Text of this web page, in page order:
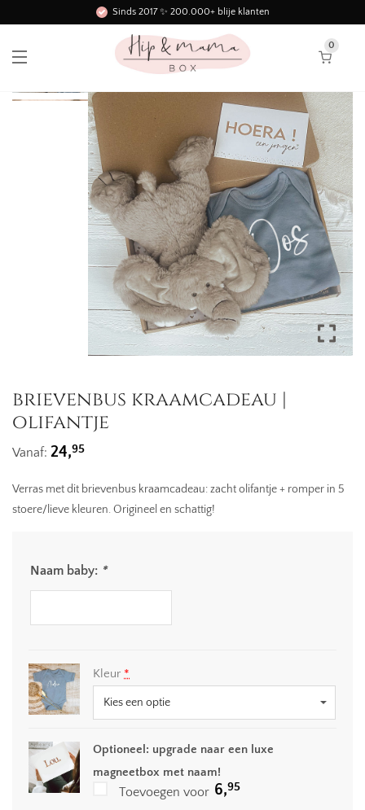
Sinds 2017 ✨ 200.000+ blije klanten
Gratisverzending vanaf € 49,-
Binnen 3 werkdagen in huis!
0
brievenbus kraamcadeau |
olifantje
Vanaf: 24,95
Verras met dit brievenbus kraamcadeau: zacht olifantje + romper in 5
stoere/lieve kleuren. Origineel en schattig!
Naam baby: *
Kleur *
Optioneel: upgrade naar een luxe
magneetbox met naam!
Toevoegen voor 6,95